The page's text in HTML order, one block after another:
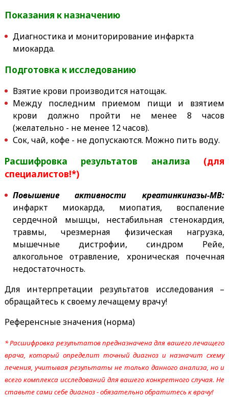
Показания к назначению
Диагностика и мониторирование инфаркта
миокарда.
Подготовка к исследованию
Взятие крови производится натощак.
Между последним приемом пищи и взятием
крови должно пройти не менее 8 часов
(желательно - не менее 12 часов).
Сок, чай, кофе - не допускаются. Можно пить воду.
Расшифровка результатов анализа (для
специалистов!*)
Повышение активности креатинкиназы-МВ:
инфаркт миокарда, миопатия, воспаление
сердечной мышцы, нестабильная стенокардия,
травмы, чрезмерная физическая нагрузка,
мышечные дистрофии, синдром Рейе,
алкогольное отравление, хроническая почечная
недостаточность.
Для интерпретации результатов исследования –
обращайтесь к своему лечащему врачу!
Референсные значения (норма)
* Расшифровка результатов предназначена для вашего лечащего
врача, который определит точный диагноз и назначит схему
лечения, учитывая результаты не только данного анализа, но и
всего комплекса исследований для вашего конкретного случая. Не
ставьте сами себе диагноз - обязательно обратитесь к врачу!